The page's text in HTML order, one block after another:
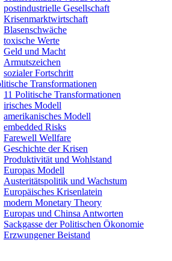
postindustrielle Gesellschaft
Krisenmarktwirtschaft
Blasenschwäche
toxische Werte
Geld und Macht
Armutszeichen
sozialer Fortschritt
Transformationen
11 Politische Transformationen
irisches Modell
amerikanisches Modell
embedded Risks
Farewell Wellfare
Geschichte der Krisen
Produktivität und Wohlstand
Europas Modell
Austeritätspolitik und Wachstum
Europäisches Krisenlatein
modern Monetary Theory
Europas und Chinsa Antworten
Sackgasse der Politischen Ökonomie
Erzwungener Beistand